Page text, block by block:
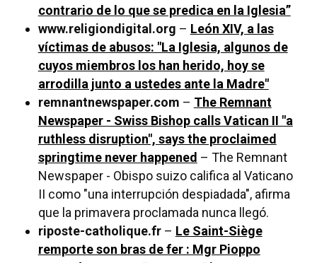
contrario de lo que se predica en la Iglesia”
www.religiondigital.org – León XIV, a las
víctimas de abusos: "La Iglesia, algunos de
cuyos miembros los han herido, hoy se
arrodilla junto a ustedes ante la Madre"
remnantnewspaper.com – The Remnant
Newspaper - Swiss Bishop calls Vatican II "a
ruthless disruption", says the proclaimed
springtime never happened – The Remnant
Newspaper - Obispo suizo califica al Vaticano
II como "una interrupción despiadada", afirma
que la primavera proclamada nunca llegó.
riposte-catholique.fr– Le Saint-Siège
remporte son bras de fer : Mgr Pioppo